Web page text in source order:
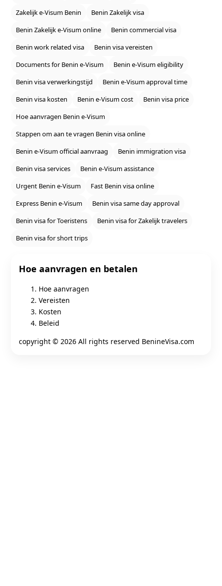
Zakelijk e‑Visum Benin
Benin Zakelijk visa
Benin Zakelijk e‑Visum online
Benin commercial visa
Benin work related visa
Benin visa vereisten
Documents for Benin e‑Visum
Benin e‑Visum eligibility
Benin visa verwerkingstijd
Benin e‑Visum approval time
Benin visa kosten
Benin e‑Visum cost
Benin visa price
Hoe aanvragen Benin e‑Visum
Stappen om aan te vragen Benin visa online
Benin e‑Visum official aanvraag
Benin immigration visa
Benin visa services
Benin e‑Visum assistance
Urgent Benin e‑Visum
Fast Benin visa online
Express Benin e‑Visum
Benin visa same day approval
Benin visa for Toeristens
Benin visa for Zakelijk travelers
Benin visa for short trips
Hoe aanvragen en betalen
Hoe aanvragen
Vereisten
Kosten
Beleid
copyright © 2026 All rights reserved BenineVisa.com